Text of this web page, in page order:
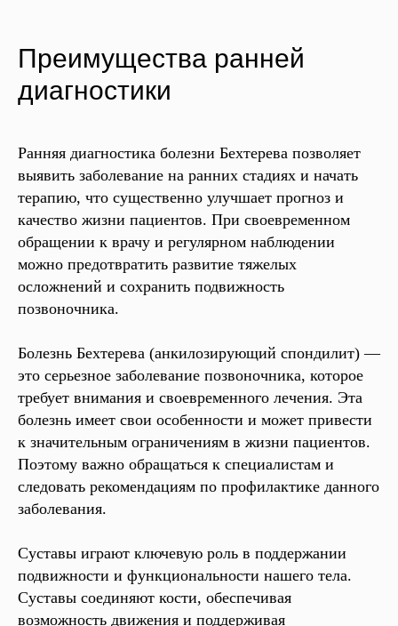
Преимущества ранней
диагностики
Ранняя диагностика болезни Бехтерева позволяет
выявить заболевание на ранних стадиях и начать
терапию, что существенно улучшает прогноз и
качество жизни пациентов. При своевременном
обращении к врачу и регулярном наблюдении
можно предотвратить развитие тяжелых
осложнений и сохранить подвижность
позвоночника.
Болезнь Бехтерева (анкилозирующий спондилит) —
это серьезное заболевание позвоночника, которое
требует внимания и своевременного лечения. Эта
болезнь имеет свои особенности и может привести
к значительным ограничениям в жизни пациентов.
Поэтому важно обращаться к специалистам и
следовать рекомендациям по профилактике данного
заболевания.
Суставы играют ключевую роль в поддержании
подвижности и функциональности нашего тела.
Суставы соединяют кости, обеспечивая
возможность движения и поддерживая